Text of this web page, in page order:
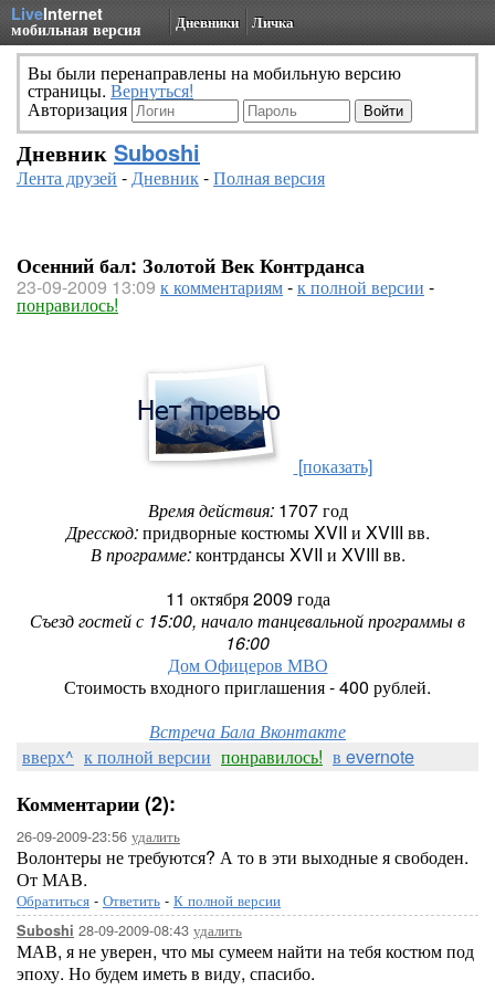
LiveInternet
мобильная версия Дневники Личка
Вы были перенаправлены на мобильную версию
страницы. Вернуться!
Авторизация
Дневник Suboshi
Лента друзей -Дневник-Полная версия
Осенний бал: Золотой Век Контрданса
23-09-2009 13:09 к комментариям-к полной версии -
понравилось!
[показать]
Время действия:1707 год
Дресскод:придворные костюмы XVII и XVIII вв.
В программе:контрдансы XVII и XVIII вв.
11 октября 2009 года
Съезд гостей с 15:00, начало танцевальной программы в
16:00
Дом Офицеров МВО
Стоимость входного приглашения - 400 рублей.
Встреча Бала Вконтакте
вверх^ к полной версии понравилось! в evernote
Комментарии (2):
26-09-2009-23:56 удалить
Волонтеры не требуются? А то в эти выходные я свободен.
От МАВ.
Обратиться - Ответить - К полной версии
Suboshi 28-09-2009-08:43 удалить
МАВ, я не уверен, что мы сумеем найти на тебя костюм под
эпоху. Но будем иметь в виду, спасибо.